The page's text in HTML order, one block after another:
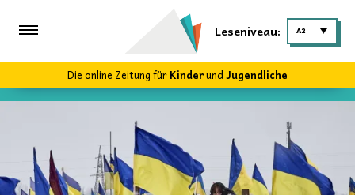
Leseniveau: A2
Die online Zeitung fürKinderundJugendliche